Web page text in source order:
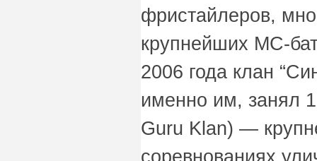
фристайлеров,
крупнейших МС-
2006 года клан
именно им, занял
Guru Klan) —
соревнованиях